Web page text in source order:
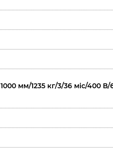
1000 мм/1235 кг/3/36 міс/400